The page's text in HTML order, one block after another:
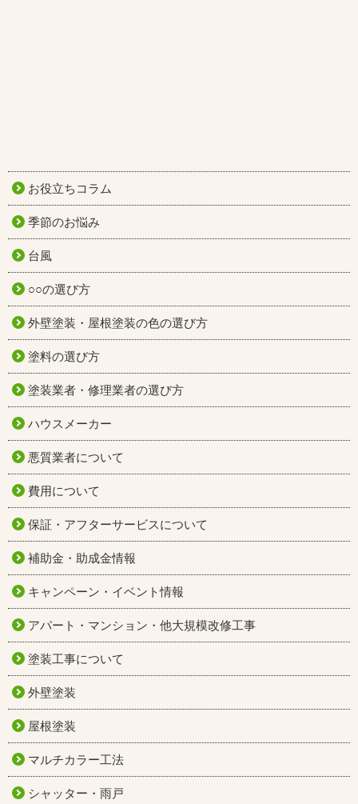
お役立ちコラム
季節のお悩み
台風
○○の選び方
外壁塗装・屋根塗装の色の選び方
塗料の選び方
塗装業者・修理業者の選び方
ハウスメーカー
悪質業者について
費用について
保証・アフターサービスについて
補助金・助成金情報
キャンペーン・イベント情報
アパート・マンション・他大規模改修工事
塗装工事について
外壁塗装
屋根塗装
マルチカラー工法
シャッター・雨戸